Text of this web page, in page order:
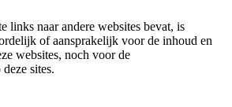
links naar andere websites bevat, is
of aansprakelijk voor de inhoud en
websites, noch voor de
sites.